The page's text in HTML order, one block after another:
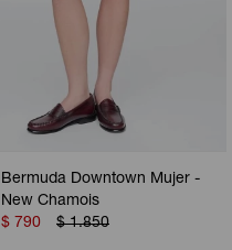
Bermuda Downtown Mujer -
New Chamois
$ 790 $ 1.850